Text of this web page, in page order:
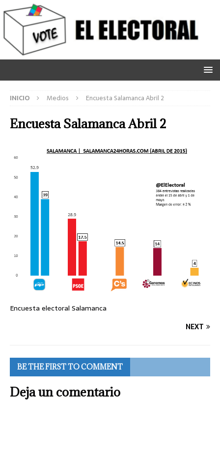
INICIO Medios Encuesta Salamanca Abril 2
Encuesta Salamanca Abril 2
Encuesta electoral Salamanca
NEXT
BE THE FIRST TO COMMENT
Deja un comentario